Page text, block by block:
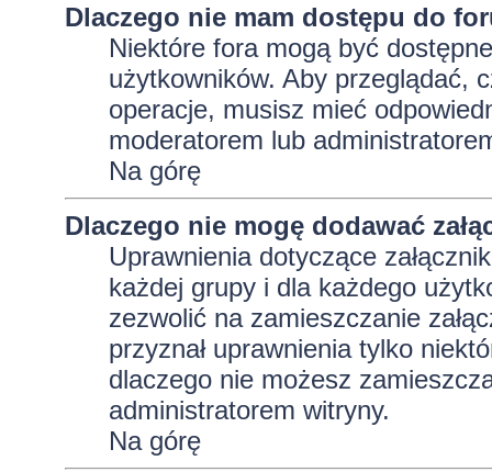
Dlaczego nie mam dostępu do
Niektóre fora mogą być
użytkowników. Aby przeglądać,
operacje, musisz mieć
moderatorem lub
Na górę
Dlaczego nie mogę dodawać
Uprawnienia dotyczące
każdej grupy i dla każdego
zezwolić na zamieszczanie
przyznał uprawnienia tylko
dlaczego nie możesz
administratorem witryny.
Na górę